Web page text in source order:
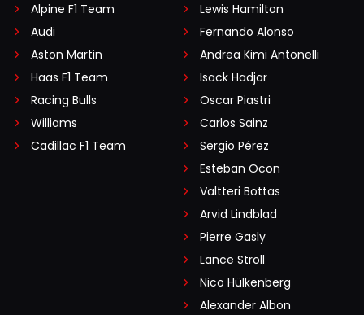
Alpine F1 Team
Audi
Aston Martin
Haas F1 Team
Racing Bulls
Williams
Cadillac F1 Team
Lewis Hamilton
Fernando Alonso
Andrea Kimi Antonelli
Isack Hadjar
Oscar Piastri
Carlos Sainz
Sergio Pérez
Esteban Ocon
Valtteri Bottas
Arvid Lindblad
Pierre Gasly
Lance Stroll
Nico Hülkenberg
Alexander Albon